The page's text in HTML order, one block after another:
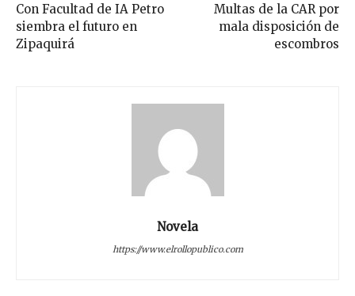
Con Facultad de IA Petro
siembra el futuro en
Zipaquirá
Multas de la CAR por
mala disposición de
escombros
Novela
https://www.elrollopublico.com